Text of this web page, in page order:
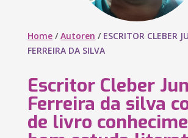
Home /Autoren / ESCRITOR CLEBER
FERREIRA DA SILVA
Escritor Cleber
Ferreira da silva
de livro